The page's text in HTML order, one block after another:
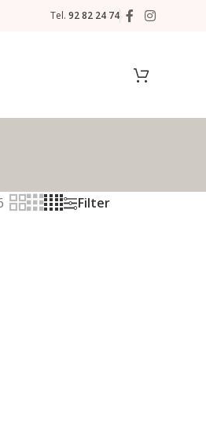
Tel.92 82 24 74
Filter